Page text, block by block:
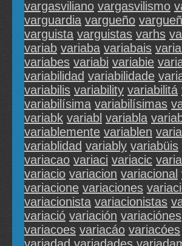
vargasviliano vargasvilismo
varguardia vargueño
varguista varguistas varhs
variab variaba variabais
variabes variabi variabie
variabilidad variabilidade
variabilis variability variabilitá
variabilísima variabilísimas
variabk variabl variabla
variablemente variablen
variablidad variably variabüis
variacao variaci variacic
variacio variacion variacional
variacione variaciones
variacionista variacionistas
variació variación variaciónes
variacoes variacáo variacóes